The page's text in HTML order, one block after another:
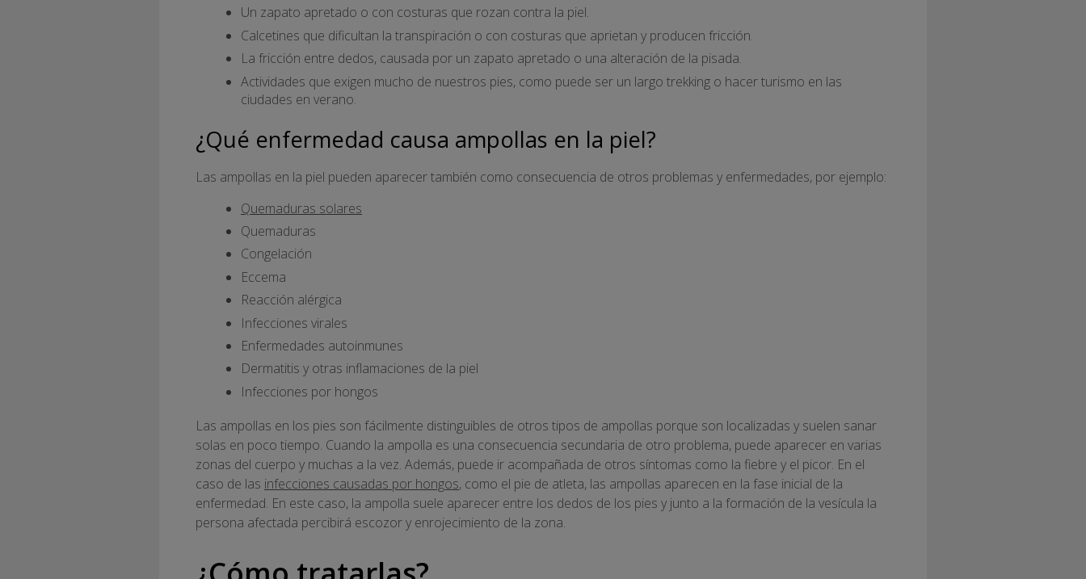
Un zapato apretado o con costuras que rozan contra la piel.
Calcetines que dificultan la transpiración o con costuras que aprietan y producen fricción.
La fricción entre dedos, causada por un zapato apretado o una alteración de la pisada.
Actividades que exigen mucho de nuestros pies, como puede ser un largo trekking o hacer turismo en las
ciudades en verano.
¿Qué enfermedad causa ampollas en la piel?
Las ampollas en la piel pueden aparecer también como consecuencia de otros problemas y enfermedades, por ejemplo:
Quemaduras solares
Quemaduras
Congelación
Eccema
Reacción alérgica
Infecciones virales
Enfermedades autoinmunes
Dermatitis y otras inflamaciones de la piel
Infecciones por hongos
Las ampollas en los pies son fácilmente distinguibles de otros tipos de ampollas porque son localizadas y suelen sanar
solas en poco tiempo. Cuando la ampolla es una consecuencia secundaria de otro problema, puede aparecer en varias
zonas del cuerpo y muchas a la vez. Además, puede ir acompañada de otros síntomas como la fiebre y el picor. En el
caso de las infecciones causadas por hongos, como el pie de atleta, las ampollas aparecen en la fase inicial de la
enfermedad. En este caso, la ampolla suele aparecer entre los dedos de los pies y junto a la formación de la vesícula la
persona afectada percibirá escozor y enrojecimiento de la zona.